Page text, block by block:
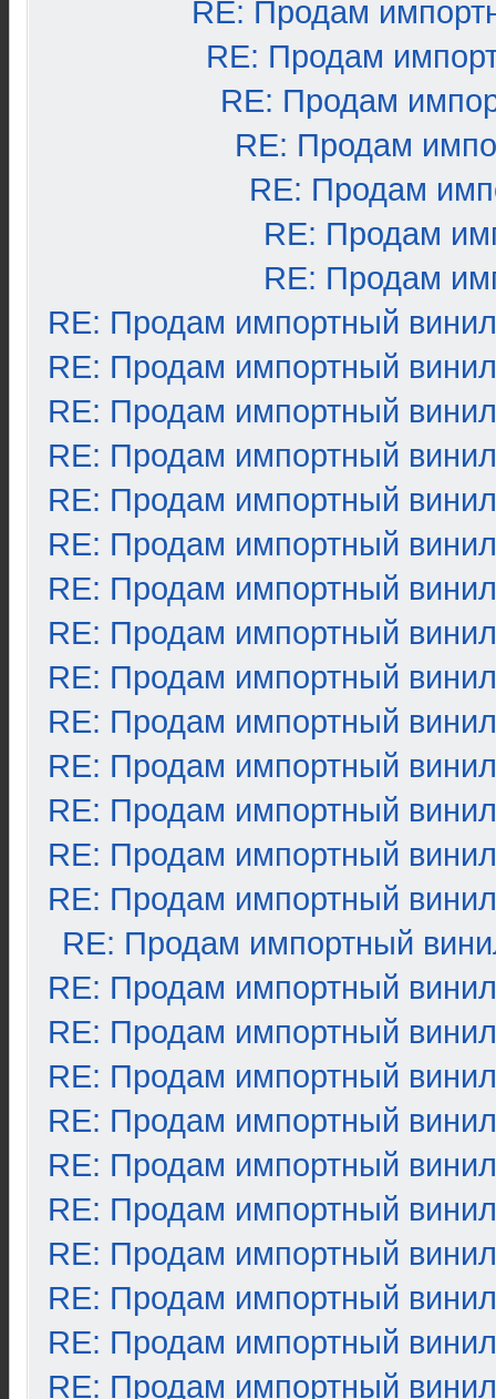
RE: Продам
RE: Продам
RE: Продам
RE: Продам
RE: Продам
RE: Продам
RE: Продам
RE: Продам импортный винил
RE: Продам импортный винил
RE: Продам импортный винил
RE: Продам импортный винил
RE: Продам импортный винил
RE: Продам импортный винил
RE: Продам импортный винил
RE: Продам импортный винил
RE: Продам импортный винил
RE: Продам импортный винил
RE: Продам импортный винил
RE: Продам импортный винил
RE: Продам импортный винил
RE: Продам импортный винил
RE: Продам импортный
RE: Продам импортный винил
RE: Продам импортный винил
RE: Продам импортный винил
RE: Продам импортный винил
RE: Продам импортный винил
RE: Продам импортный винил
RE: Продам импортный винил
RE: Продам импортный винил
RE: Продам импортный винил
RE: Продам импортный винил